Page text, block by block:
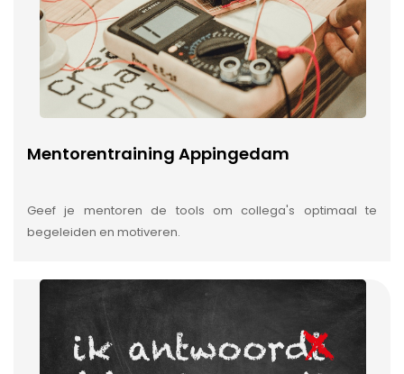
Mentorentraining Appingedam
Geef je mentoren de tools om collega's optimaal te
begeleiden en motiveren.